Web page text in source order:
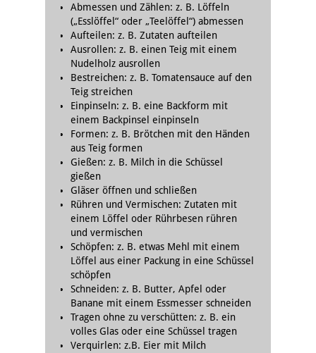
Abmessen und Zählen: z. B. Löffeln
(„Esslöffel“ oder „Teelöffel“) abmessen
Aufteilen: z. B. Zutaten aufteilen
Ausrollen: z. B. einen Teig mit einem
Nudelholz ausrollen
Bestreichen: z. B. Tomatensauce auf den
Teig streichen
Einpinseln: z. B. eine Backform mit
einem Backpinsel einpinseln
Formen: z. B. Brötchen mit den Händen
aus Teig formen
Gießen: z. B. Milch in die Schüssel
gießen
Gläser öffnen und schließen
Rühren und Vermischen: Zutaten mit
einem Löffel oder Rührbesen rühren
und vermischen
Schöpfen: z. B. etwas Mehl mit einem
Löffel aus einer Packung in eine Schüssel
schöpfen
Schneiden: z. B. Butter, Apfel oder
Banane mit einem Essmesser schneiden
Tragen ohne zu verschütten: z. B. ein
volles Glas oder eine Schüssel tragen
Verquirlen: z.B. Eier mit Milch